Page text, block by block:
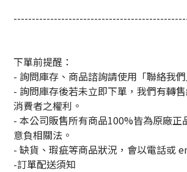
下單前提醒：
- 詢問庫存、商品諮詢請使用「聯絡我
- 詢問庫存後若未立即下單，我們有轉
消費者之權利。
- 本公司販售所有商品100%皆為原廠正
意負相關法。
- 缺貨、瑕疵等商品狀況，會以電話或
-訂單配送須知